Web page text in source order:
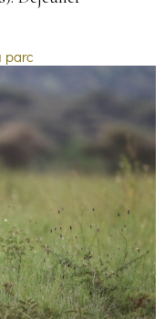
parc